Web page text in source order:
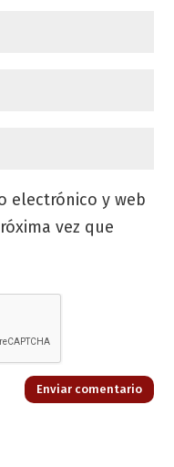
electrónico y web
vez que
Enviar comentario